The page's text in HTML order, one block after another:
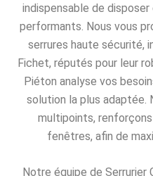
indispensable de
performants. Nous vous
serrures haute sécurité,
Fichet, réputés pour leur
Piéton analyse vos
solution la plus adaptée.
multipoints,
fenêtres, afin de
Notre équipe de